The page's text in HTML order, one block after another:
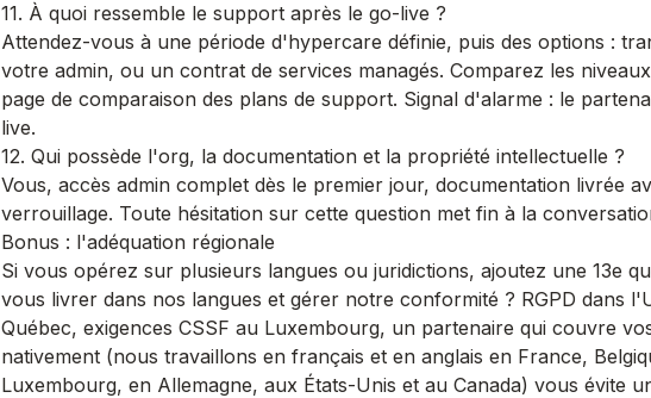
11. À quoi ressemble le support après le go-live ?
Attendez-vous à une période d'hypercare définie, puis des options :
votre admin, ou un contrat de services managés. Comparez les
page de comparaison des plans de support. Signal d'alarme : le
live.
12. Qui possède l'org, la documentation et la propriété intellectuelle ?
Vous, accès admin complet dès le premier jour, documentation livrée
verrouillage. Toute hésitation sur cette question met fin à la
Bonus : l'adéquation régionale
Si vous opérez sur plusieurs langues ou juridictions, ajoutez une 13e
vous livrer dans nos langues et gérer notre conformité ? RGPD dans
Québec, exigences CSSF au Luxembourg, un partenaire qui couvre
nativement (nous travaillons en français et en anglais en France,
Luxembourg, en Allemagne, aux États-Unis et au Canada) vous évite